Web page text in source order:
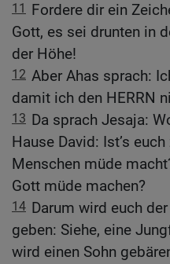
11
Fordere dir ein
Gott, es sei drunten in
der Höhe!
12 Aber Ahas sprach:
damit ich den HERRN
13 Da sprach Jesaja:
Hause David: Ist’s
Menschen müde
Gott müde machen?
14 Darum wird euch
geben: Siehe, eine
wird einen Sohn